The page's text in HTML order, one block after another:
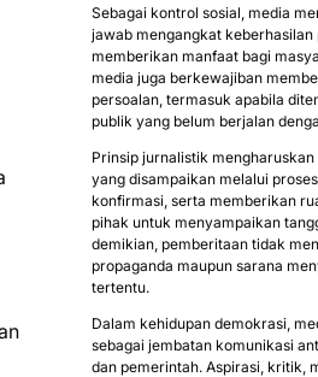
Sebagai kontrol sosial, media
jawab mengangkat keberhasilan
memberikan manfaat bagi
media juga berkewajiban
persoalan, termasuk apabila
publik yang belum berjalan
Prinsip jurnalistik
yang disampaikan melalui
konfirmasi, serta memberikan
pihak untuk menyampaikan
demikian, pemberitaan tidak
propaganda maupun sarana
tertentu.
Dalam kehidupan demokrasi,
sebagai jembatan komunikasi
dan pemerintah. Aspirasi, kritik,